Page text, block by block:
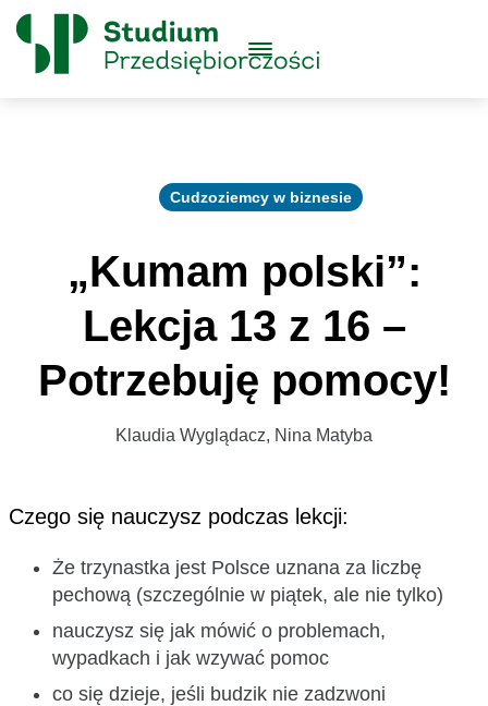
Skip to content
Główne
Logo
Menu
Cudzoziemcy w biznesie
„Kumam polski”:
Lekcja 13 z 16 –
Potrzebuję pomocy!
Klaudia Wyglądacz, Nina Matyba
Czego się nauczysz podczas lekcji:
Że trzynastka jest Polsce uznana za liczbę
pechową (szczególnie w piątek, ale nie tylko)
nauczysz się jak mówić o problemach,
wypadkach i jak wzywać pomoc
co się dzieje, jeśli budzik nie zadzwoni